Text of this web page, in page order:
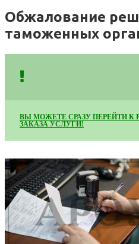
Обжалование
таможенных
ВЫ МОЖЕТЕ СРАЗУ ПЕРЕЙТИ К
ЗАКАЗА УСЛУГИ!